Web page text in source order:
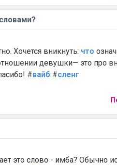
Хочется вникнуть: что
девушки— это про
#вайб #сленг
это слово - имба? Обычно